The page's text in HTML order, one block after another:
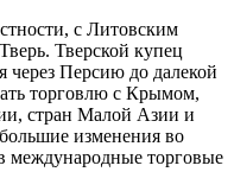
с Литовским
Тверской купец
Персию до далекой
торговлю с Крымом,
стран Малой Азии и
изменения во
торговые